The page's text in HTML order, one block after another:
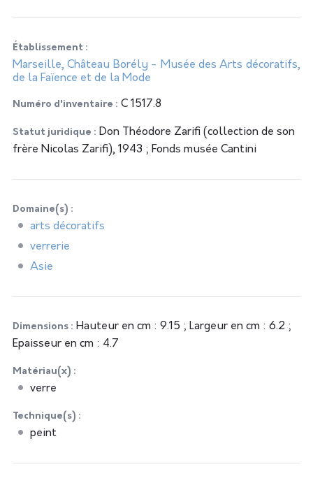
Établissement
Marseille, Château Borély - Musée des Arts décoratifs,
de la Faïence et de la Mode
Numéro d'inventaire C 1517.8
Statut juridique
Don Théodore Zarifi (collection de son
frère Nicolas Zarifi), 1943 ; Fonds musée Cantini
Domaine(s)
arts décoratifs
verrerie
Asie
Dimensions
Hauteur en cm : 9.15 ; Largeur en cm : 6.2 ;
Epaisseur en cm : 4.7
Matériau(x)
verre
Technique(s)
peint